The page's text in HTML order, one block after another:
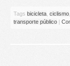
Tags bicicleta ciclismo
transporte público |